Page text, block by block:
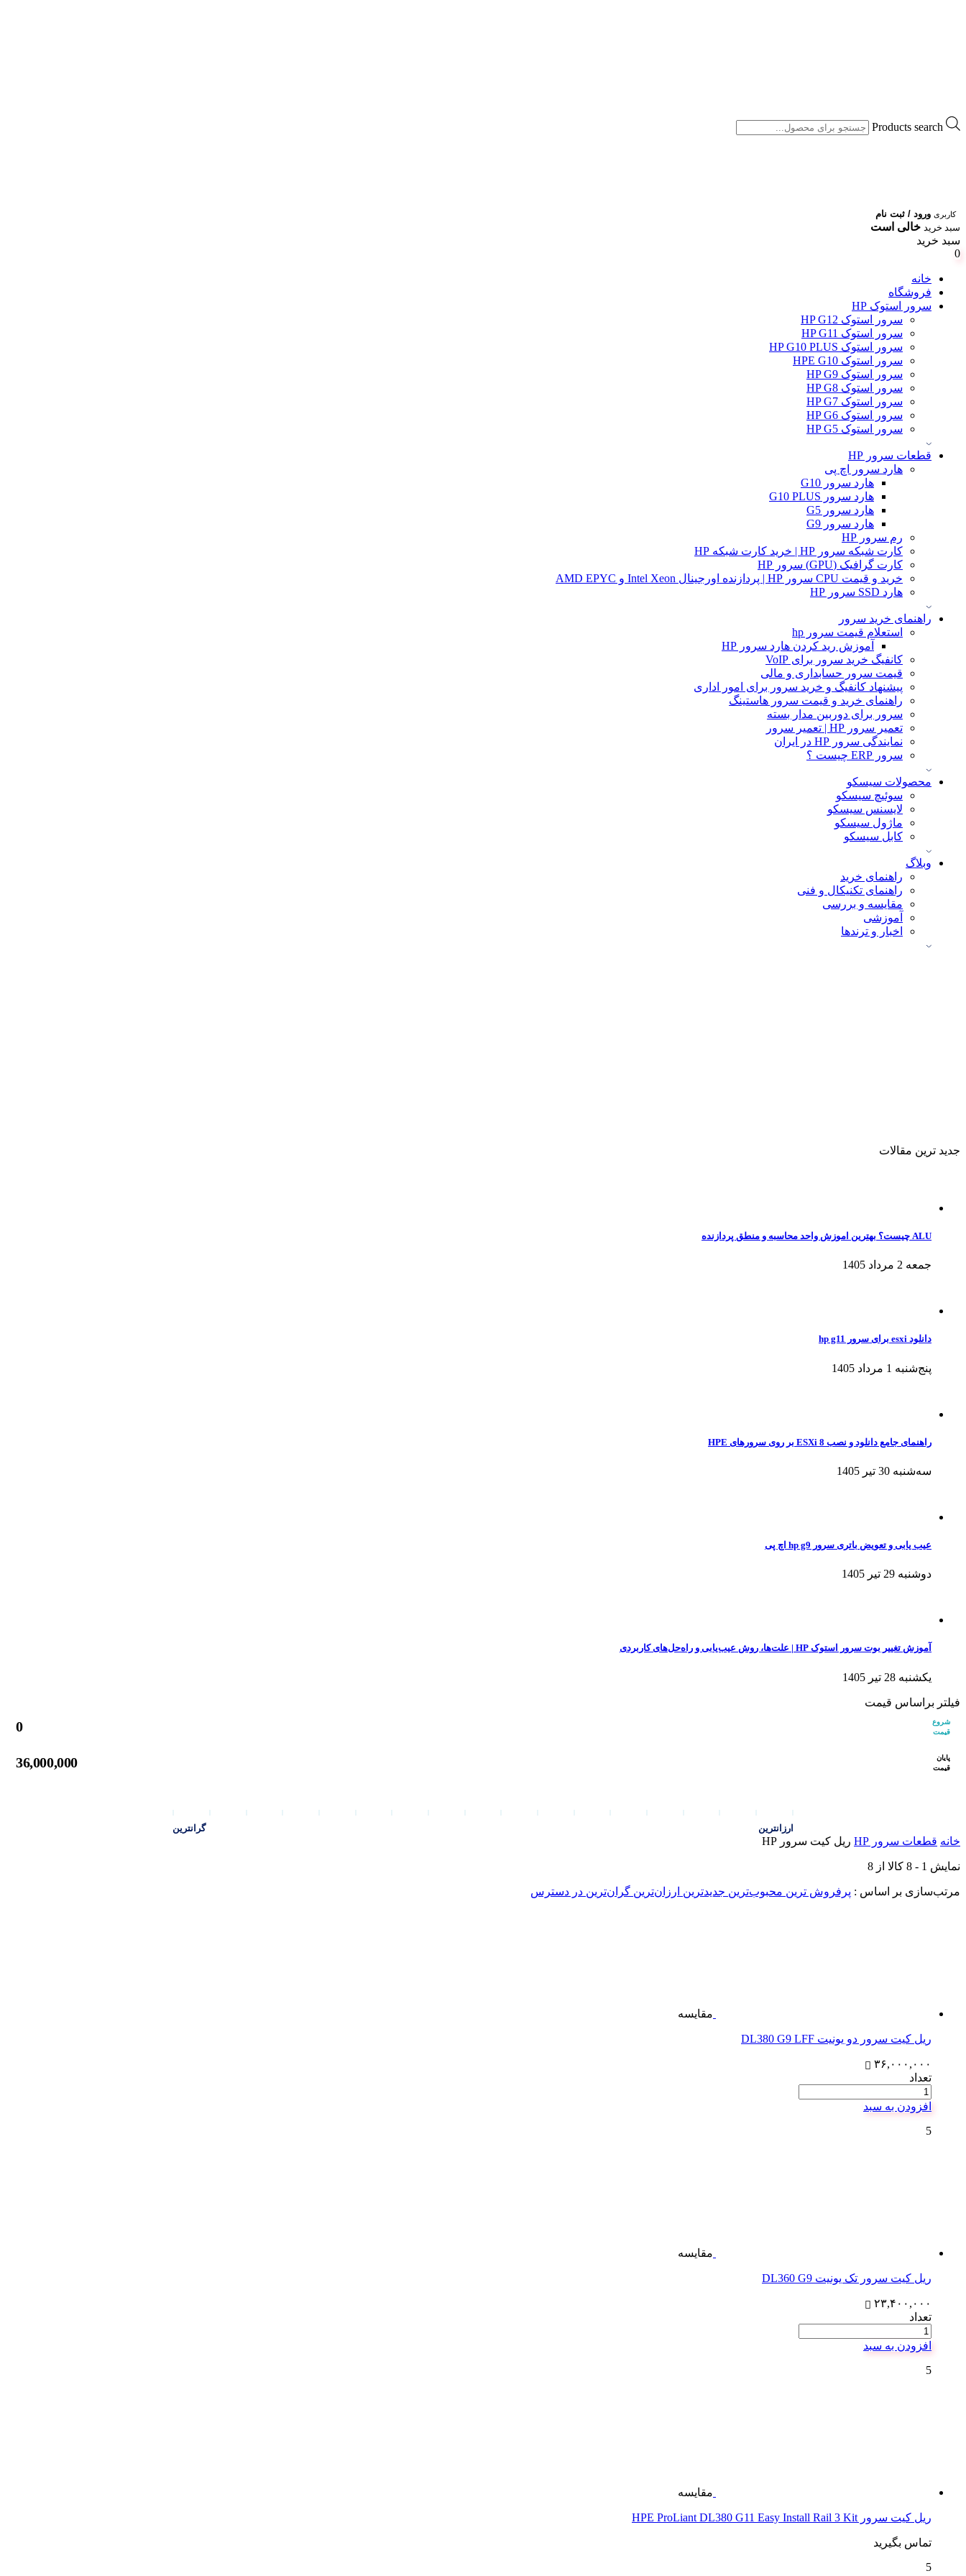
Products search
کاربری ورود / ثبت نام
سبد خرید خالی است
سبد خرید
0
خانه
فروشگاه
سرور استوک HP
سرور استوک HP G12
سرور استوک HP G11
سرور استوک HP G10 PLUS
سرور استوک HPE G10
سرور استوک HP G9
سرور استوک HP G8
سرور استوک HP G7
سرور استوک HP G6
سرور استوک HP G5
قطعات سرور HP
هارد سرور اچ پی
هارد سرور G10
هارد سرور G10 PLUS
هارد سرور G5
هارد سرور G9
رم سرور HP
کارت شبکه سرور HP | خرید کارت شبکه HP
کارت گرافیک (GPU) سرور HP
خرید و قیمت CPU سرور HP | پردازنده اورجینال Intel Xeon و AMD EPYC
هارد SSD سرور HP
راهنمای خرید سرور
استعلام قیمت سرور hp
آموزش ريد كردن هارد سرور HP
کانفیگ خرید سرور برای VoIP
قیمت سرور حسابداری و مالی
پیشنهاد کانفیگ و خرید سرور برای امور اداری
راهنمای خرید و قیمت سرور هاستینگ
سرور برای دوربین مدار بسته
تعمیر سرور HP | تعمیر سرور
نمایندگی سرور HP در ایران
سرور ERP چیست ؟
محصولات سیسکو
سوئیچ سیسکو
لایسنس سیسکو
ماژول سیسکو
کابل سیسکو
وبلاگ
راهنمای خرید
راهنمای تکنیکال و فنی
مقایسه و بررسی
آموزشی
اخبار و ترندها
جدید ترین مقالات
ALU چیست؟ بهترین اموزش واحد محاسبه و منطق پردازنده
جمعه 2 مرداد 1405
دانلود esxi برای سرور hp g11
پنج‌شنبه 1 مرداد 1405
راهنمای جامع دانلود و نصب ESXi 8 بر روی سرورهای HPE
سه‌شنبه 30 تیر 1405
عیب یابی و تعویض باتری سرور hp g9 اچ پی
دوشنبه 29 تیر 1405
آموزش تغییر بوت سرور استوک HP | علت‌ها، روش عیب‌یابی و راه‌حل‌های کاربردی
یکشنبه 28 تیر 1405
فیلتر براساس قیمت
شروع
قیمت
0
پایان
قیمت
36,000,000
ارزانترین گرانترین
خانه قطعات سرور HP ریل کیت سرور HP
نمایش 1
-
8 کالا از 8
مرتب‌سازی بر اساس : پرفروش ترین محبوب‌ترین جدیدترین ارزان‌ترین گران‌ترین در دسترس
مقایسه
ریل کیت سرور دو یونیت DL380 G9 LFF
۳۶,۰۰۰,۰۰۰
تعداد
افزودن به سبد
5
مقایسه
ریل کیت سرور تک یونیت DL360 G9
۲۳,۴۰۰,۰۰۰
تعداد
افزودن به سبد
5
مقایسه
ریل کیت سرور HPE ProLiant DL380 G11 Easy Install Rail 3 Kit
تماس بگیرید
5